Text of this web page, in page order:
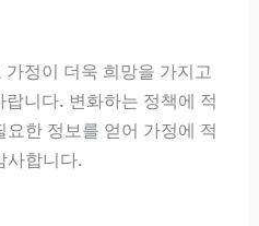
정이 더욱 희망을 가지고
니다. 변화하는 정책에 적
한 정보를 얻어 가정에 적
사합니다.